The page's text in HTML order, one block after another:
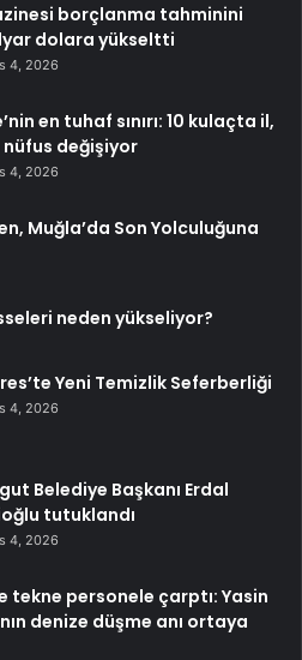
borçlanma tahminini
dolara yükseltti
4, 2026
en tuhaf sınırı: 10 kulaçta il,
nüfus değişiyor
4, 2026
Muğla’da Son Yolculuğuna
neden yükseliyor?
Yeni Temizlik Seferberliği
4, 2026
Belediye Başkanı Erdal
tutuklandı
4, 2026
tekne personele çarptı: Yasin
denize düşme anı ortaya